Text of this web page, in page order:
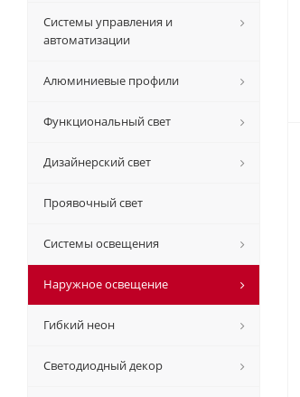
Системы управления и
автоматизации
Алюминиевые профили
Функциональный свет
Дизайнерский свет
Проявочный свет
Системы освещения
Наружное освещение
Гибкий неон
Светодиодный декор